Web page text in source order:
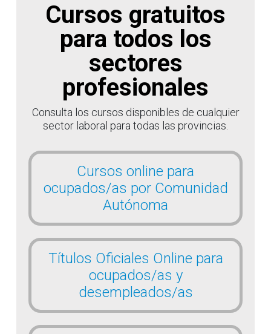
Cursos gratuitos
para todos los
sectores
profesionales
Consulta los cursos disponibles de cualquier
sector laboral para todas las provincias.
Cursos online para
ocupados/as por Comunidad
Autónoma
Títulos Oficiales Online para
ocupados/as y
desempleados/as